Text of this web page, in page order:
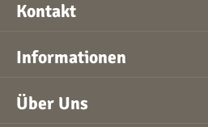
Kontakt
Informationen
Über Uns